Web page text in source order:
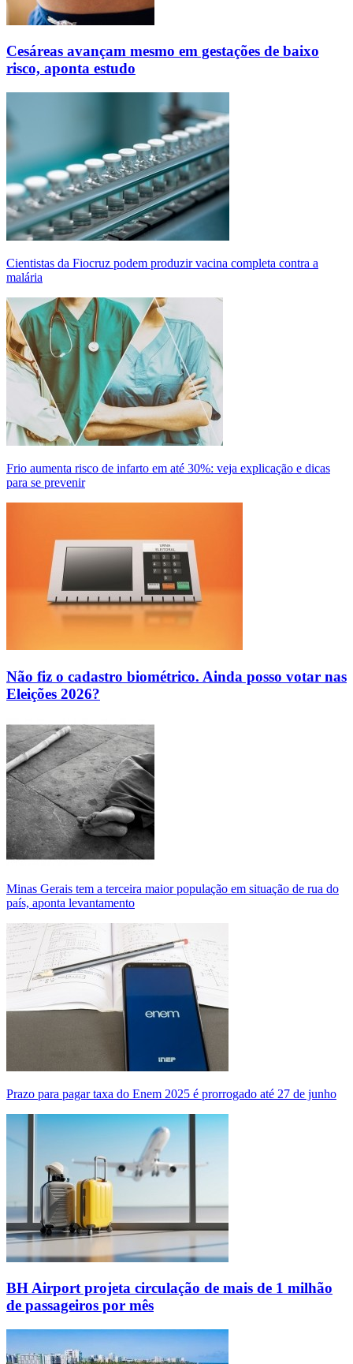
Cesáreas avançam mesmo em gestações de baixo
risco, aponta estudo
Cientistas da Fiocruz podem produzir vacina completa contra a
malária
Frio aumenta risco de infarto em até 30%: veja explicação e dicas
para se prevenir
Não fiz o cadastro biométrico. Ainda posso votar nas
Eleições 2026?
Minas Gerais tem a terceira maior população em situação de rua do
país, aponta levantamento
Prazo para pagar taxa do Enem 2025 é prorrogado até 27 de junho
BH Airport projeta circulação de mais de 1 milhão
de passageiros por mês